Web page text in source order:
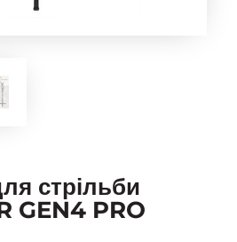
стрільби
GEN4 PRO